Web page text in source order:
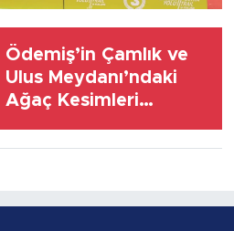
Ödemiş’in Çamlık ve
Ulus Meydanı’ndaki
Ağaç Kesimleri